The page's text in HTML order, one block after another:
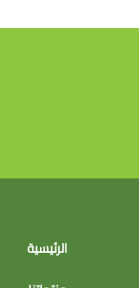
الرئيسية